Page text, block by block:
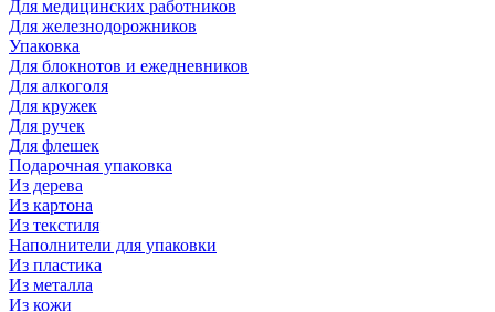
Для медицинских работников
Для железнодорожников
Упаковка
Для блокнотов и ежедневников
Для алкоголя
Для кружек
Для ручек
Для флешек
Подарочная упаковка
Из дерева
Из картона
Из текстиля
Наполнители для упаковки
Из пластика
Из металла
Из кожи